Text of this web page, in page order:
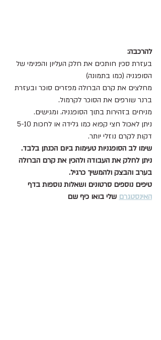
להרכבה:
בעזרת סכין חותכים את חלק העליון והפנימי של
הסופגניה (כמו בתמונה)
מחלצים את קרם הברולה מפזרים סוכר ובעזרת
ברנר שורפים את הסוכר לקרמול.
מניחים בזהירות בתוך הסופגניה. ומגישים.
דקות לקרם נוזלי יותר.
שימו לב הסופגניות טעימות ביום הכנתן בלבד.
ניתן לחלק את העבודה ולהכין את קרם הברולה
בערב והבצק ולהמשיך כרגיל.
טיפים נוספים סרטונים ושאלות נוספות בדף
האינסטגרם שלי בואו כיף שם